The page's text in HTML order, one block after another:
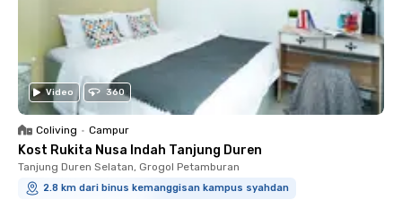
Video 360
Coliving • Campur
Kost Rukita Nusa Indah Tanjung Duren
Tanjung Duren Selatan, Grogol Petamburan
2.8 km dari binus kemanggisan kampus syahdan